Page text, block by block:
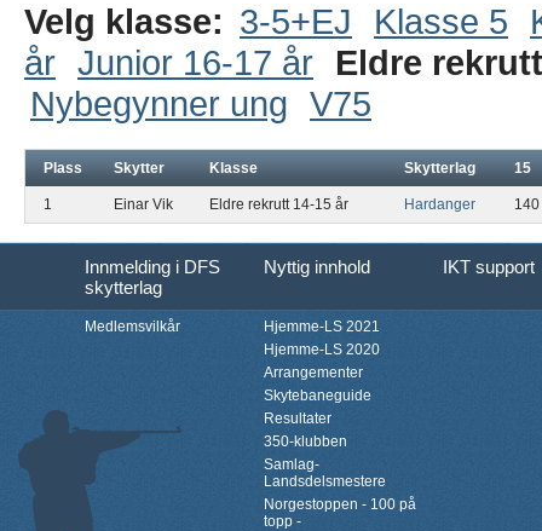
Velg klasse: 3-5+EJ Klasse 5
år Junior 16-17 år
Eldre
Nybegynner ung V75
Plass Skytter Klasse Skytterlag 15
1 Einar Vik Eldre rekrutt 14-15 år Hardanger 140
Innmelding i DFS
skytterlag
Nyttig innhold IKT support
Medlemsvilkår
Hjemme-LS 2021
Hjemme-LS 2020
Arrangementer
Skytebaneguide
Resultater
350-klubben
Samlag-
Landsdelsmestere
Norgestoppen - 100 på
topp -